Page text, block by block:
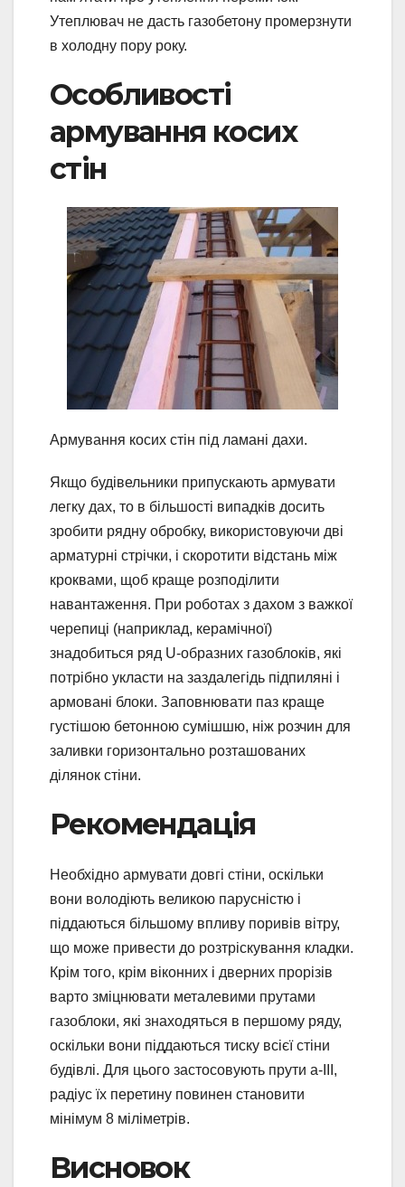
Утеплювач не дасть газобетону промерзнути
в холодну пору року.
Особливості
армування косих
стін
Армування косих стін під ламані дахи.
Якщо будівельники припускають армувати
легку дах, то в більшості випадків досить
зробити рядну обробку, використовуючи дві
арматурні стрічки, і скоротити відстань між
кроквами, щоб краще розподілити
навантаження. При роботах з дахом з важкої
черепиці (наприклад, керамічної)
знадобиться ряд U-образних газоблоків, які
потрібно укласти на заздалегідь підпиляні і
армовані блоки. Заповнювати паз краще
густішою бетонною сумішшю, ніж розчин для
заливки горизонтально розташованих
ділянок стіни.
Рекомендація
Необхідно армувати довгі стіни, оскільки
вони володіють великою парусністю і
піддаються більшому впливу поривів вітру,
що може привести до розтріскування кладки.
Крім того, крім віконних і дверних прорізів
варто зміцнювати металевими прутами
газоблоки, які знаходяться в першому ряду,
оскільки вони піддаються тиску всієї стіни
будівлі. Для цього застосовують прути а-III,
радіус їх перетину повинен становити
мінімум 8 міліметрів.
Висновок